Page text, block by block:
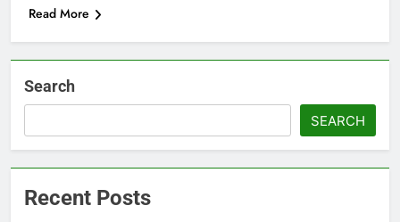
Read More
Search
SEARCH
Recent Posts